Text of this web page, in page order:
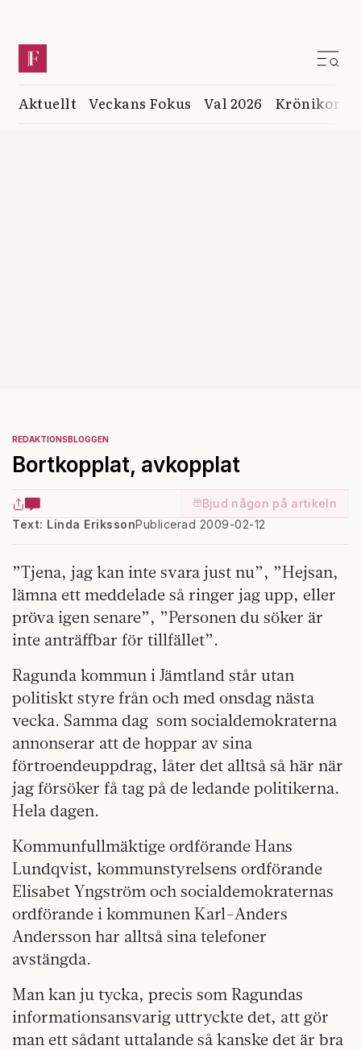
Aktuellt Veckans Fokus Val 2026 Krönikor
REDAKTIONSBLOGGEN
Bortkopplat, avkopplat
Bjud någon på artikeln
Text: Linda ErikssonPublicerad 2009-02-12
”Tjena, jag kan inte svara just nu”, ”Hejsan,
lämna ett meddelade så ringer jag upp, eller
pröva igen senare”, ”Personen du söker är
inte anträffbar för tillfället”.
Ragunda kommun i Jämtland står utan
politiskt styre från och med onsdag nästa
vecka. Samma dag som socialdemokraterna
annonserar att de hoppar av sina
förtroendeuppdrag, låter det alltså så här när
jag försöker få tag på de ledande politikerna.
Hela dagen.
Kommunfullmäktige ordförande Hans
Lundqvist, kommunstyrelsens ordförande
Elisabet Yngström och socialdemokraternas
ordförande i kommunen Karl-Anders
Andersson har alltså sina telefoner
avstängda.
Man kan ju tycka, precis som Ragundas
informationsansvarig uttryckte det, att gör
man ett sådant uttalande så kanske det är bra